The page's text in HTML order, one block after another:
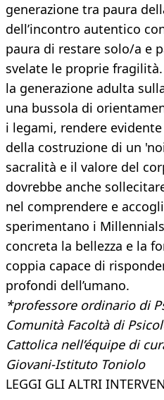
generazione tra paura
dell’incontro autentico
paura di restare solo/a e
svelate le proprie
la generazione adulta
una bussola di
i legami, rendere
della costruzione di un
sacralità e il valore del
dovrebbe anche
nel comprendere e
sperimentano i
concreta la bellezza e la
coppia capace di
profondi dell’umano.
*professore ordinario di
Comunità Facoltà di
Cattolica nell’équipe di
Giovani-Istituto Toniolo
LEGGI GLI ALTRI